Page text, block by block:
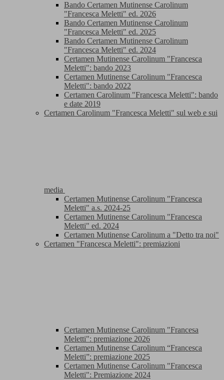
Bando Certamen Mutinense Carolinum
"Francesca Meletti" ed. 2026
Bando Certamen Mutinense Carolinum
"Francesca Meletti" ed. 2025
Bando Certamen Mutinense Carolinum
"Francesca Meletti" ed. 2024
Certamen Mutinense Carolinum "Francesca
Meletti": bando 2023
Certamen Mutinense Carolinum "Francesca
Meletti": bando 2022
Certamen Carolinum "Francesca Meletti": bando
e date 2019
Certamen Carolinum "Francesca Meletti" sul web e sui
media
Certamen Mutinense Carolinum "Francesca
Meletti" a.s. 2024-25
Certamen Mutinense Carolinum "Francesca
Meletti" ed. 2024
Certamen Mutinense Carolinum a "Detto tra noi"
Certamen "Francesca Meletti": premiazioni
Certamen Mutinense Carolinum "Francesa
Meletti": premiazione 2026
Certamen Mutinense Carolinum “Francesca
Meletti”: premiazione 2025
Certamen Mutinense Carolinum "Francesca
Meletti": Premiazione 2024